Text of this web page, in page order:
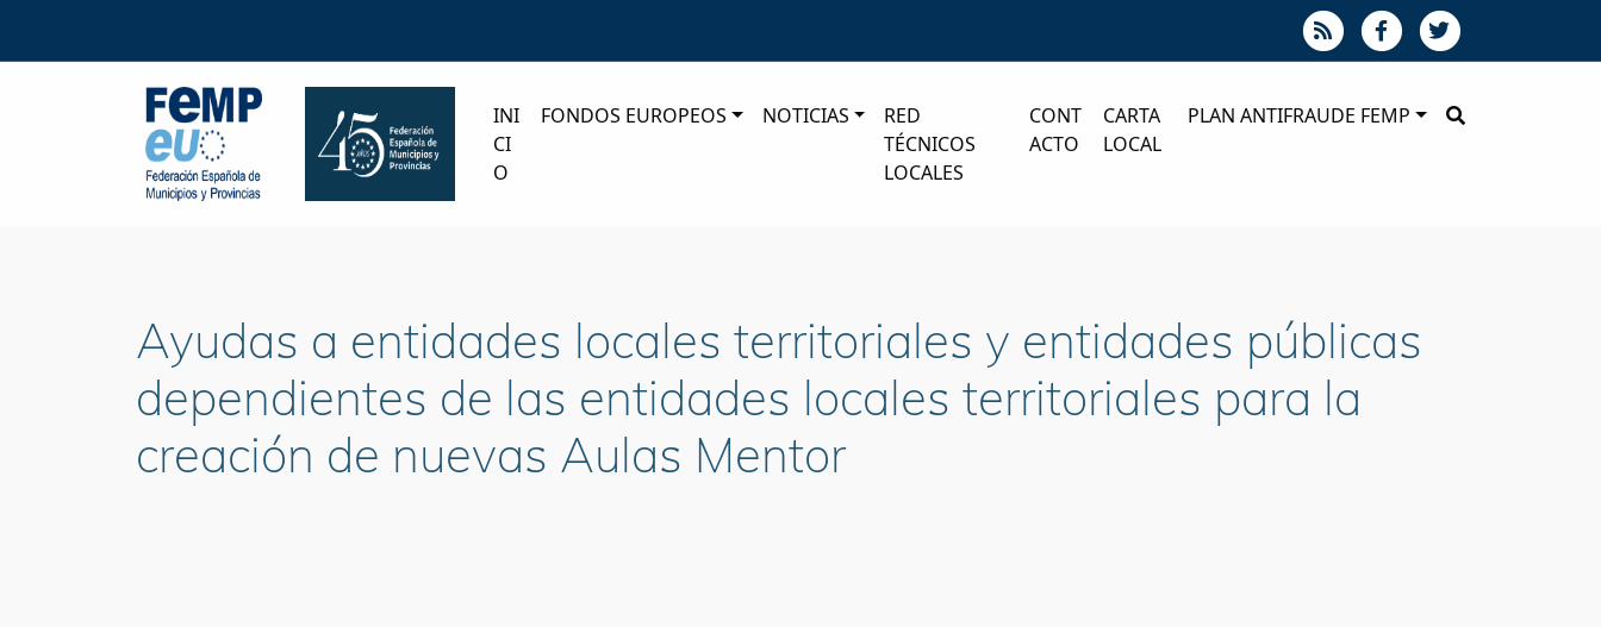
INI
CI
O
FONDOS EUROPEOS NOTICIAS
RED
TÉCNICOS
LOCALES
CONT
ACTO
CARTA
LOCAL
PLAN ANTIFRAUDE FEMP
Ayudas a entidades locales territoriales y entidades públicas
dependientes de las entidades locales territoriales para la
creación de nuevas Aulas Mentor